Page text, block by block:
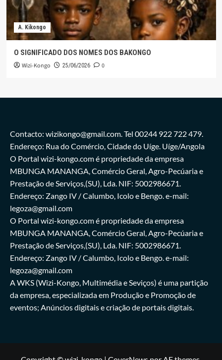
A. Kikongo
O SIGNIFICADO DOS NOMES DOS BAKONGO
Wizi-Kongo 25/06/2026 0
Contacto: wizikongo@gmail.com. Tel 00244 922 722 479.
Endereço: Rua do Comércio, Cidade do Uíge. Uíge/Angola
O Portal wizi-kongo.com é propriedade da empresa
MBUNGA MANANGA, Comércio Geral, Agro-Pecúaria e
Prestação de Serviços,(SU), Lda. NIF: 5002986671.
Endereço: Zango IV / Calumbo, Icolo e Bengo. e-mail:
legoza@gmail.com
O Portal wizi-kongo.com é propriedade da empresa
MBUNGA MANANGA, Comércio Geral, Agro-Pecúaria e
Prestação de Serviços,(SU), Lda. NIF: 5002986671.
Endereço: Zango IV / Calumbo, Icolo e Bengo. e-mail:
legoza@gmail.com
A WKS (Wizi-Kongo, Multimédia e Seviços) é uma partição
da empresa, especializada em Produção e Promoção de
eventos; Anúncios digitais e criação de portais digitais.